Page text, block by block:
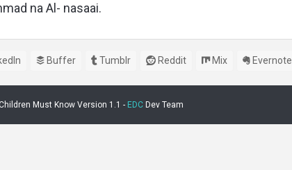
na Al- nasaai.
Buffer Tumblr Reddit Mix Evernote
Must Know Version 1.1 - EDC Dev Team